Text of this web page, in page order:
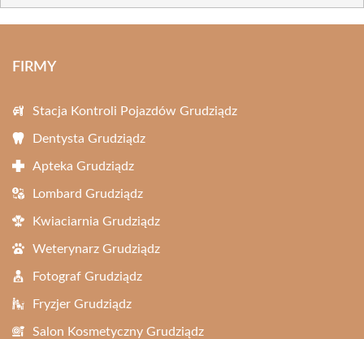
FIRMY
Stacja Kontroli Pojazdów Grudziądz
Dentysta Grudziądz
Apteka Grudziądz
Lombard Grudziądz
Kwiaciarnia Grudziądz
Weterynarz Grudziądz
Fotograf Grudziądz
Fryzjer Grudziądz
Salon Kosmetyczny Grudziądz